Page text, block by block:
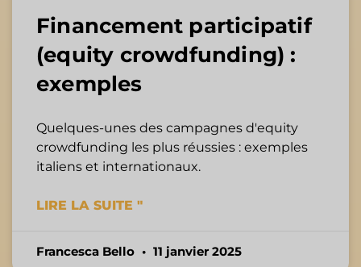
Financement participatif
(equity crowdfunding) :
exemples
Quelques-unes des campagnes d'equity
crowdfunding les plus réussies : exemples
italiens et internationaux.
LIRE LA SUITE "
Francesca Bello 11 janvier 2025